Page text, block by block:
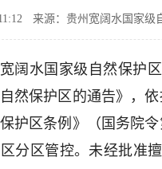
来源：贵州宽阔水国家级
宽阔水国家级自然保护
然保护区的通告》，
护区条例》（国务院
分区管控。未经批准